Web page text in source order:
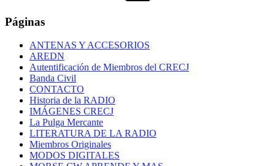
Páginas
ANTENAS Y ACCESORIOS
AREDN
Autentificación de Miembros del CRECJ
Banda Civil
CONTACTO
Historia de la RADIO
IMÁGENES CRECJ
La Pulga Mercante
LITERATURA DE LA RADIO
Miembros Originales
MODOS DIGITALES